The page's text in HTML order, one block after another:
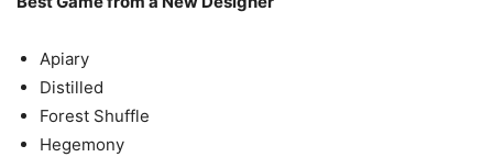
Apiary
Distilled
Forest Shuffle
Hegemony